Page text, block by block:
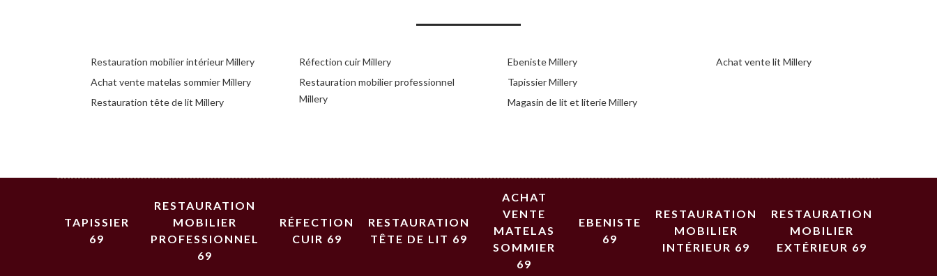
Restauration mobilier intérieur Millery
Achat vente matelas sommier Millery
Restauration tête de lit Millery
Réfection cuir Millery
Restauration mobilier professionnel
Millery
Ebeniste Millery
Tapissier Millery
Magasin de lit et literie Millery
Achat vente lit Millery
TAPISSIER
69
RESTAURATION
MOBILIER
PROFESSIONNEL
69
RÉFECTION
CUIR 69
RESTAURATION
TÊTE DE LIT 69
ACHAT
VENTE
MATELAS
SOMMIER
69
EBENISTE
69
RESTAURATION
MOBILIER
INTÉRIEUR 69
RESTAURATION
MOBILIER
EXTÉRIEUR 69